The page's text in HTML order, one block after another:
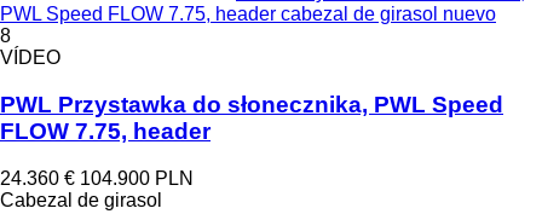
PWL Speed FLOW 7.75, header cabezal de girasol nuevo
8
VÍDEO
PWL Przystawka do słonecznika, PWL Speed
FLOW 7.75, header
24.360 € 104.900 PLN
Cabezal de girasol